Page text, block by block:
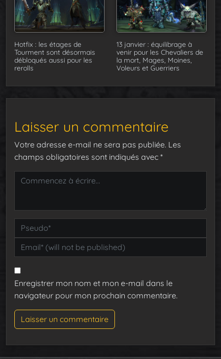
Hotfix : les étages de
Tourment sont désormais
débloqués aussi pour les
rerolls
13 janvier : équilibrage à
venir pour les Chevaliers de
la mort, Mages, Moines,
Voleurs et Guerriers
Laisser un commentaire
Votre adresse e-mail ne sera pas publiée. Les
champs obligatoires sont indiqués avec *
Enregistrer mon nom et mon e-mail dans le
navigateur pour mon prochain commentaire.